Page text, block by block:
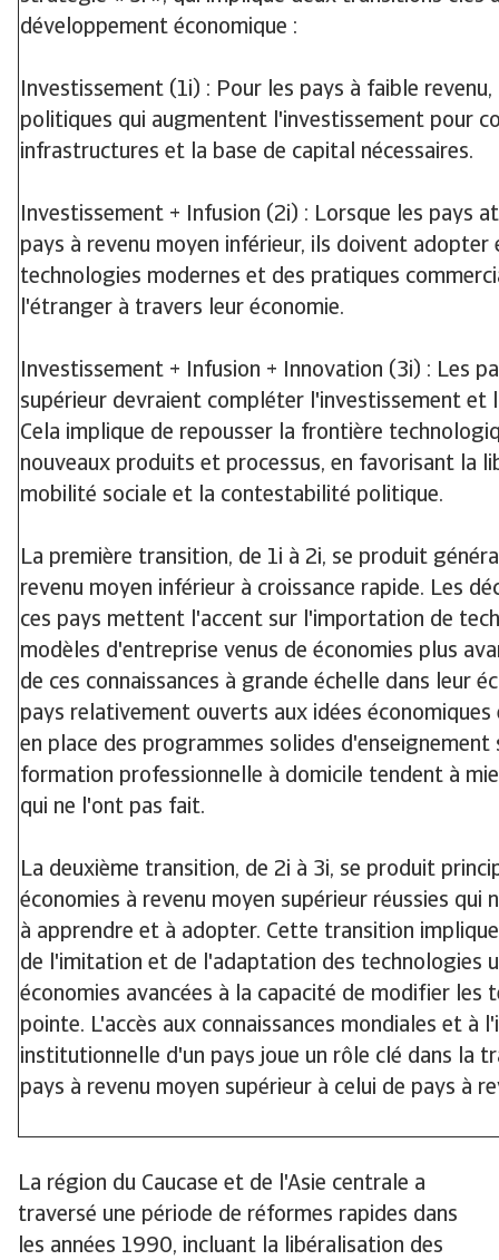
développement économique :
Investissement (1i) : Pour les pays à faible
politiques qui augmentent l'investissement pour
infrastructures et la base de capital nécessaires.
Investissement + Infusion (2i) : Lorsque les pays
pays à revenu moyen inférieur, ils doivent adopter
technologies modernes et des pratiques
l'étranger à travers leur économie.
Investissement + Infusion + Innovation (3i) : Les
supérieur devraient compléter l'investissement et
Cela implique de repousser la frontière
nouveaux produits et processus, en favorisant la
mobilité sociale et la contestabilité politique.
La première transition, de 1i à 2i, se produit
revenu moyen inférieur à croissance rapide. Les
ces pays mettent l'accent sur l'importation de
modèles d'entreprise venus de économies plus
de ces connaissances à grande échelle dans leur
pays relativement ouverts aux idées
en place des programmes solides d'enseignement
formation professionnelle à domicile tendent à
qui ne l'ont pas fait.
La deuxième transition, de 2i à 3i, se produit
économies à revenu moyen supérieur réussies qui
à apprendre et à adopter. Cette transition
de l'imitation et de l'adaptation des technologies
économies avancées à la capacité de modifier les
pointe. L'accès aux connaissances mondiales et à
institutionnelle d'un pays joue un rôle clé dans la
pays à revenu moyen supérieur à celui de pays à
La région du Caucase et de l'Asie centrale a
traversé une période de réformes rapides dans
les années 1990, incluant la libéralisation des